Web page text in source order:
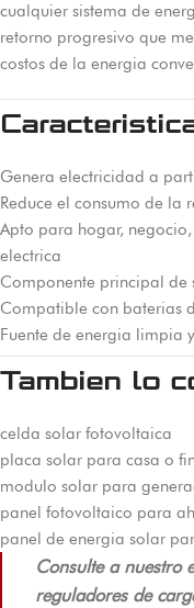
cualquier sistema de
retorno progresivo que
costos de la energia
Genera electricidad a
Reduce el consumo de la
Apto para hogar,
electrica
Componente principal de
Compatible con baterias
Fuente de energia limpia
Tambien lo
celda solar fotovoltaica
placa solar para casa o
modulo solar para
panel fotovoltaico para
panel de energia solar
Consulte a nuestro
reguladores de